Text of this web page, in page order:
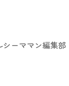
シーママン編集部